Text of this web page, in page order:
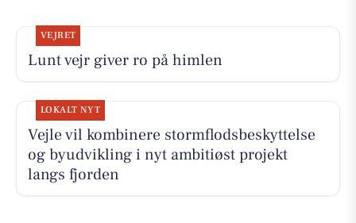
VEJRET
Lunt vejr giver ro på himlen
LOKALT NYT
Vejle vil kombinere stormflodsbeskyttelse
og byudvikling i nyt ambitiøst projekt
langs fjorden